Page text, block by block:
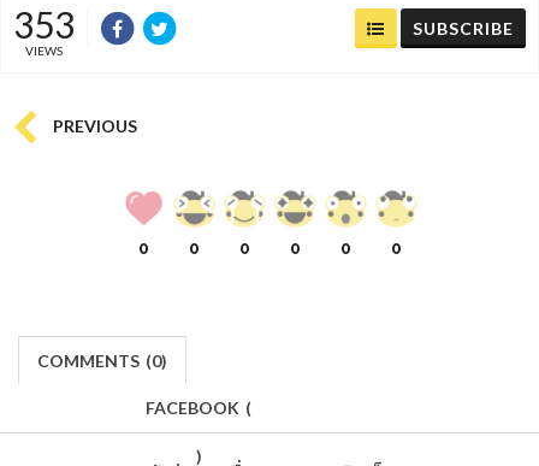
353
VIEWS
SUBSCRIBE
PREVIOUS
0 0 0 0 0 0
COMMENTS (0)
FACEBOOK (
)